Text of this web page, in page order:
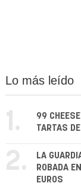
Lo más leído
1.
99
TARTAS
2.
LA
ROBADA
EUROS